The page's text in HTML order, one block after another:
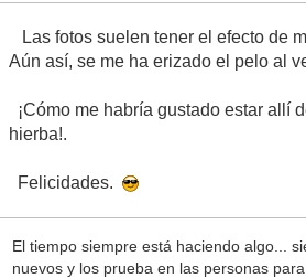
Las fotos suelen tener el efecto de
Aún así, se me ha erizado el pelo al
¡Cómo me habría gustado estar allí
hierba!.
Felicidades.
El tiempo siempre está haciendo algo...
nuevos y los prueba en las personas